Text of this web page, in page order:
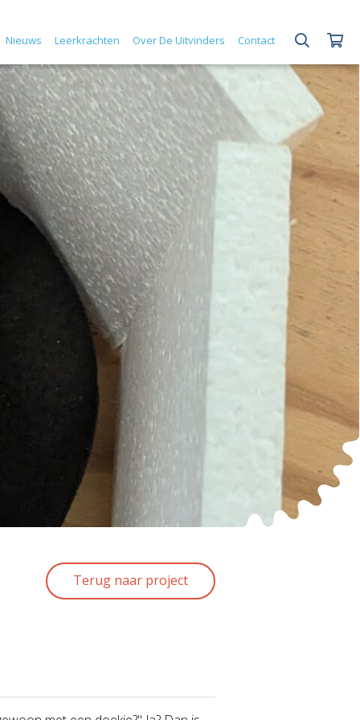
Nieuws Leerkrachten Over De Uitvinders Contact
Terug naar project